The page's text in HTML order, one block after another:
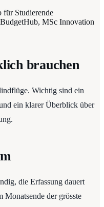
für Studierende
MSc Innovation
brauchen
Wichtig sind ein
ein klarer Überblick über
die Erfassung dauert
der grösste